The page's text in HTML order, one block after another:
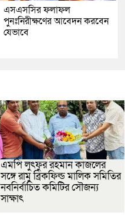
এসএসসির ফলাফল
পুনঃনিরীক্ষণের আবেদন করবেন
যেভাবে
এমপি লুৎফুর রহমান কাজলের
সঙ্গে রামু ব্রিকফিল্ড মালিক সমিতির
নবনির্বাচিত কমিটির সৌজন্য
সাক্ষাৎ